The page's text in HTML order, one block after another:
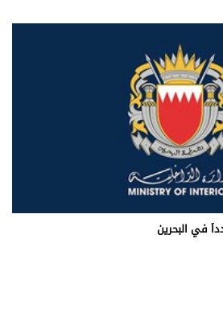
في البحرين